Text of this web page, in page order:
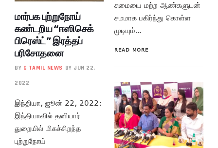
மார்பக புற்றுநோய்
கண்டறிய “ஈஸிசெக்
பிரெஸ்ட்” இரத்தப்
பரிசோதனை
BY G TAMIL NEWS BY JUN 22,
2022
இந்தியா, ஜூன் 22, 2022:
இந்தியாவில் தனியார்
துறையில் மிகச்சிறந்த
புற்றுநோய்
சுமையை மற்ற ஆண்களுடன்
சமமாக பகிர்ந்து கொள்ள
முடியும்…
READ MORE